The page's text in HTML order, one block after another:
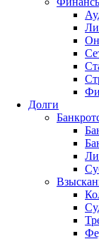
Долги